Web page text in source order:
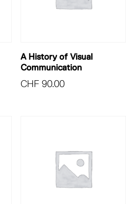
A History of Visual
Communication
CHF90.00